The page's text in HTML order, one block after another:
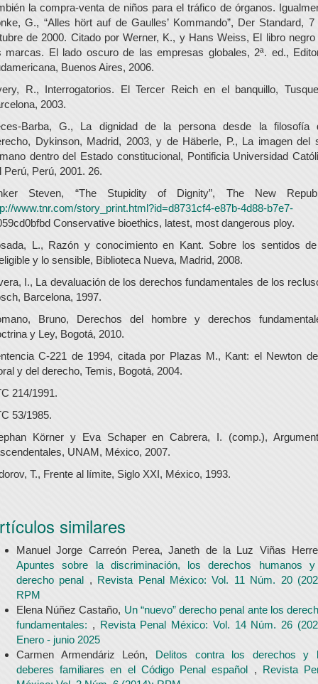
la compra-venta de niños para el tráfico de órganos.
G., “Alles hört auf de Gaulles’ Kommando”, Der Standard, 7
de 2000. Citado por Werner, K., y Hans Weiss, El libro negro
marcas. El lado oscuro de las empresas globales, 2ª. ed.,
Buenos Aires, 2006.
R., Interrogatorios. El Tercer Reich en el banquillo,
2003.
Barba, G., La dignidad de la persona desde la filosofía
Dykinson, Madrid, 2003, y de Häberle, P., La imagen del
dentro del Estado constitucional, Pontificia Universidad
Perú, Perú, 2001. 26.
Steven, “The Stupidity of Dignity”, The New
www.tnr.com/story_print.html?id=d8731cf4-e87b-4d88-b7e7-
Conservative bioethics, latest, most dangerous ploy.
L., Razón y conocimiento en Kant. Sobre los sentidos
y lo sensible, Biblioteca Nueva, Madrid, 2008.
I., La devaluación de los derechos fundamentales de los
Barcelona, 1997.
Bruno, Derechos del hombre y derechos
y Ley, Bogotá, 2010.
C-221 de 1994, citada por Plazas M., Kant: el Newton
y del derecho, Temis, Bogotá, 2004.
214/1991.
53/1985.
Körner y Eva Schaper en Cabrera, I. (comp.),
UNAM, México, 2007.
T., Frente al límite, Siglo XXI, México, 1993.
similares
Manuel Jorge Carreón Perea, Janeth de la Luz Viñas
Apuntes sobre la discriminación, los derechos humanos
derecho penal , Revista Penal México: Vol. 11 Núm. 20
RPM
Elena Núñez Castaño, Un “nuevo” derecho penal ante los
fundamentales: , Revista Penal México: Vol. 14 Núm. 26
Enero - junio 2025
Carmen Armendáriz León, Delitos contra los derechos y
deberes familiares en el Código Penal español , Revista